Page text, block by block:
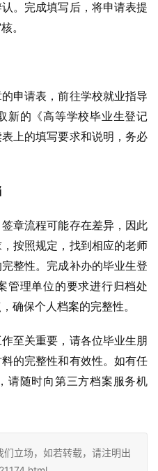
。完成填写后，将申请表提
。
申请表，前往学校就业指导
新的《高等学校毕业生登记
上的填写要求和说明，务必
章流程可能存在差异，因此
按照规定，找到相应的老师
整性。完成补办的毕业生登
管理单位的要求进行归档处
确保个人档案的完整性。
至关重要，请各位毕业生朋
的完整性和有效性。如有任
请随时向第三方档案服务机
立场，如若转载，请注明出